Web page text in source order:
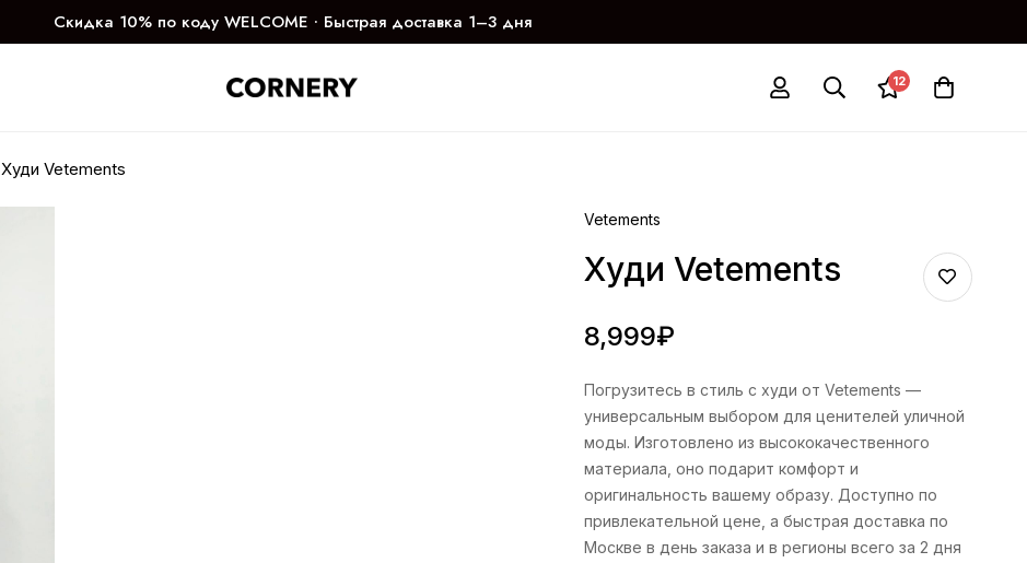
Скидка 10% по коду WELCOME ∙ Быстрая доставка 1–3 дня
12
Худи Vetements
Vetements
Худи Vetements
8,999₽
Погрузитесь в стиль с худи от Vetements —
универсальным выбором для ценителей уличной
моды. Изготовлено из высококачественного
материала, оно подарит комфорт и
оригинальность вашему образу. Доступно по
привлекательной цене, а быстрая доставка по
Москве в день заказа и в регионы всего за 2 дня